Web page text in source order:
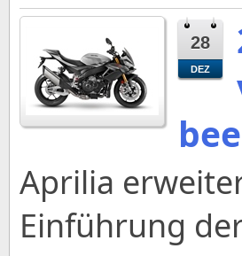
28
DEZ
Aprilia
Einführung